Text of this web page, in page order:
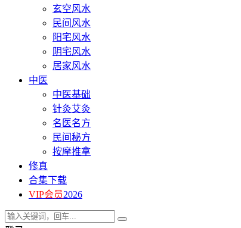
玄空风水
民间风水
阳宅风水
阴宅风水
居家风水
中医
中医基础
针灸艾灸
名医名方
民间秘方
按摩推拿
修真
合集下载
VIP会员2026